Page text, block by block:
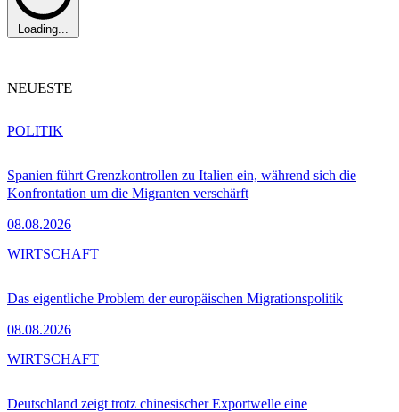
Loading...
NEUESTE
Spanien führt Grenzkontrollen zu Italien ein, während sich die
Konfrontation um die Migranten verschärft
08.08.2026
POLITIK
Das eigentliche Problem der europäischen Migrationspolitik
08.08.2026
WIRTSCHAFT
Deutschland zeigt trotz chinesischer Exportwelle eine
WIRTSCHAFT